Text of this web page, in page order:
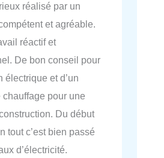
réalisé par un
et agréable.
réactif et
De bon conseil pour
électrique et d’un
chauffage pour une
Du début
tout c’est bien passé
d’électricité.